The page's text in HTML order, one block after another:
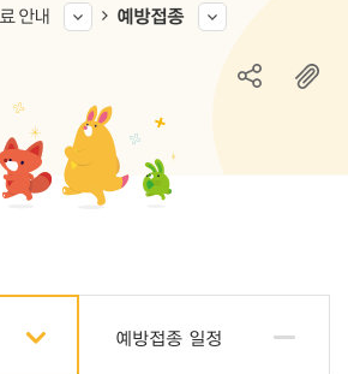
안내 예방접종
예방접종 일정